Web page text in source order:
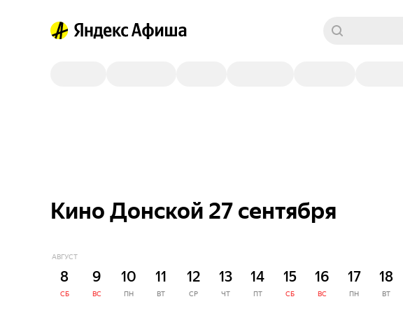
Кино Донской 27 сентября
АВГУСТ
8
СБ
9
ВС
10
ПН
11
ВТ
12
СР
13
ЧТ
14
ПТ
15
СБ
16
ВС
17
ПН
18
ВТ